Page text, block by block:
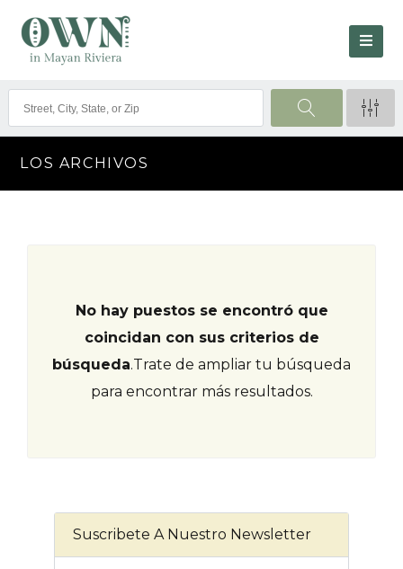
LOS ARCHIVOS
No hay puestos se encontró que
coincidan con sus criterios de
búsqueda.Trate de ampliar tu búsqueda
para encontrar más resultados.
Suscribete A Nuestro Newsletter